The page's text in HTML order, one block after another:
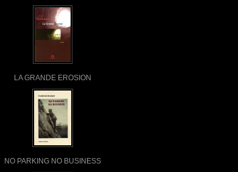
LA GRANDE EROSION
NO PARKING NO BUSINESS